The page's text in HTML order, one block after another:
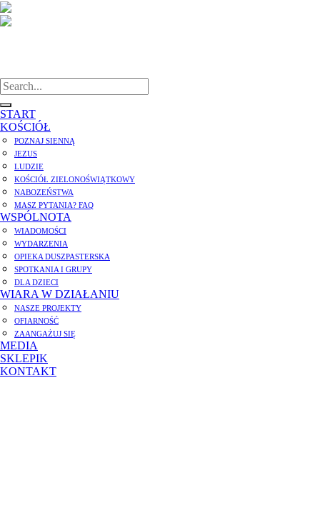
START
KOŚCIÓŁ
POZNAJ SIENNĄ
JEZUS
LUDZIE
KOŚCIÓŁ ZIELONOŚWIĄTKOWY
NABOZEŃSTWA
MASZ PYTANIA? FAQ
WSPÓLNOTA
WIADOMOŚCI
WYDARZENIA
OPIEKA DUSZPASTERSKA
SPOTKANIA I GRUPY
DLA DZIECI
WIARA W DZIAŁANIU
NASZE PROJEKTY
OFIARNOŚĆ
ZAANGAŻUJ SIĘ
MEDIA
SKLEPIK
KONTAKT